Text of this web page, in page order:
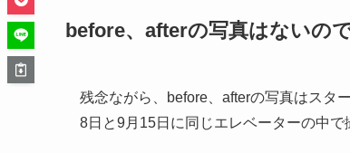
before、afterの写真はないの
残念ながら、before、afterの写真はスタ
8日と9月15日に同じエレベーターの中で